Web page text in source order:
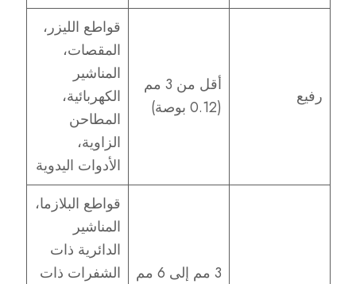
رفيع
أقل من 3 مم
(0.12 بوصة)
قواطع الليزر،
المقصات،
المناشير
الكهربائية،
المطاحن
الزاوية،
الأدوات اليدوية
3 مم إلى 6 مم
قواطع البلازما،
المناشير
الدائرية ذات
الشفرات ذات